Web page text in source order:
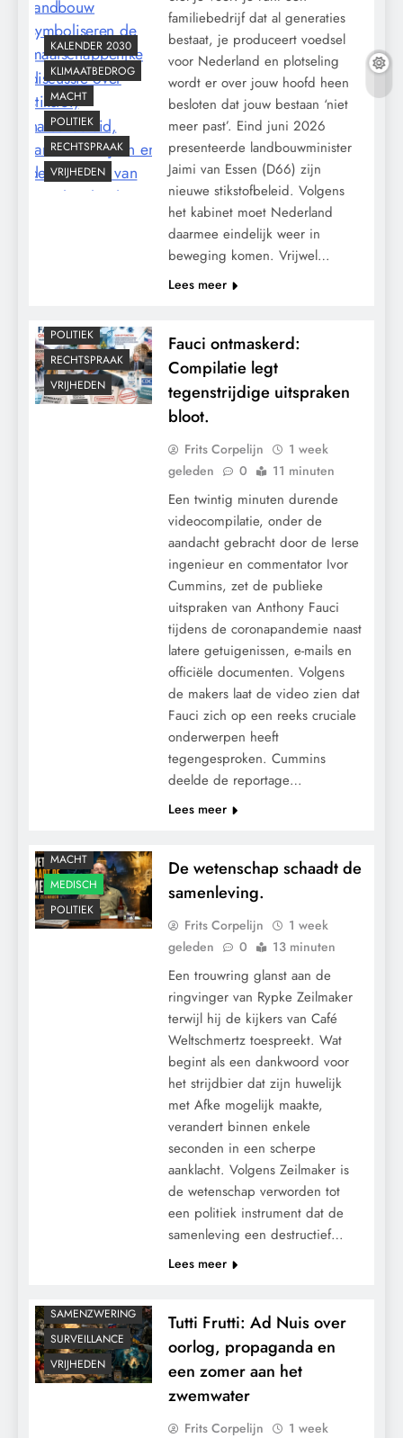
KALENDER 2030
KLIMAATBEDROG
MACHT
POLITIEK
RECHTSPRAAK
VRIJHEDEN
familiebedrijf dat al generaties
bestaat, je produceert voedsel
voor Nederland en plotseling
wordt er over jouw hoofd heen
besloten dat jouw bestaan ‘niet
meer past’. Eind juni 2026
presenteerde landbouwminister
Jaimi van Essen (D66) zijn
nieuwe stikstofbeleid. Volgens
het kabinet moet Nederland
daarmee eindelijk weer in
beweging komen. Vrijwel…
Lees meer
CONTROLE
POLITIEK
RECHTSPRAAK
VRIJHEDEN
Fauci ontmaskerd:
Compilatie legt
tegenstrijdige uitspraken
bloot.
Frits Corpelijn
1 week
geleden
0 11 minuten
Een twintig minuten durende
videocompilatie, onder de
aandacht gebracht door de Ierse
ingenieur en commentator Ivor
Cummins, zet de publieke
uitspraken van Anthony Fauci
tijdens de coronapandemie naast
latere getuigenissen, e-mails en
officiële documenten. Volgens
de makers laat de video zien dat
Fauci zich op een reeks cruciale
onderwerpen heeft
tegengesproken. Cummins
deelde de reportage…
Lees meer
MACHT
MEDISCH
POLITIEK
De wetenschap schaadt de
samenleving.
Frits Corpelijn
1 week
geleden
0 13 minuten
Een trouwring glanst aan de
ringvinger van Rypke Zeilmaker
terwijl hij de kijkers van Café
Weltschmertz toespreekt. Wat
begint als een dankwoord voor
het strijdbier dat zijn huwelijk
met Afke mogelijk maakte,
verandert binnen enkele
seconden in een scherpe
aanklacht. Volgens Zeilmaker is
de wetenschap verworden tot
een politiek instrument dat de
samenleving een destructief…
Lees meer
SAMENZWERING
SURVEILLANCE
VRIJHEDEN
Tutti Frutti: Ad Nuis over
oorlog, propaganda en
een zomer aan het
zwemwater
Frits Corpelijn
1 week